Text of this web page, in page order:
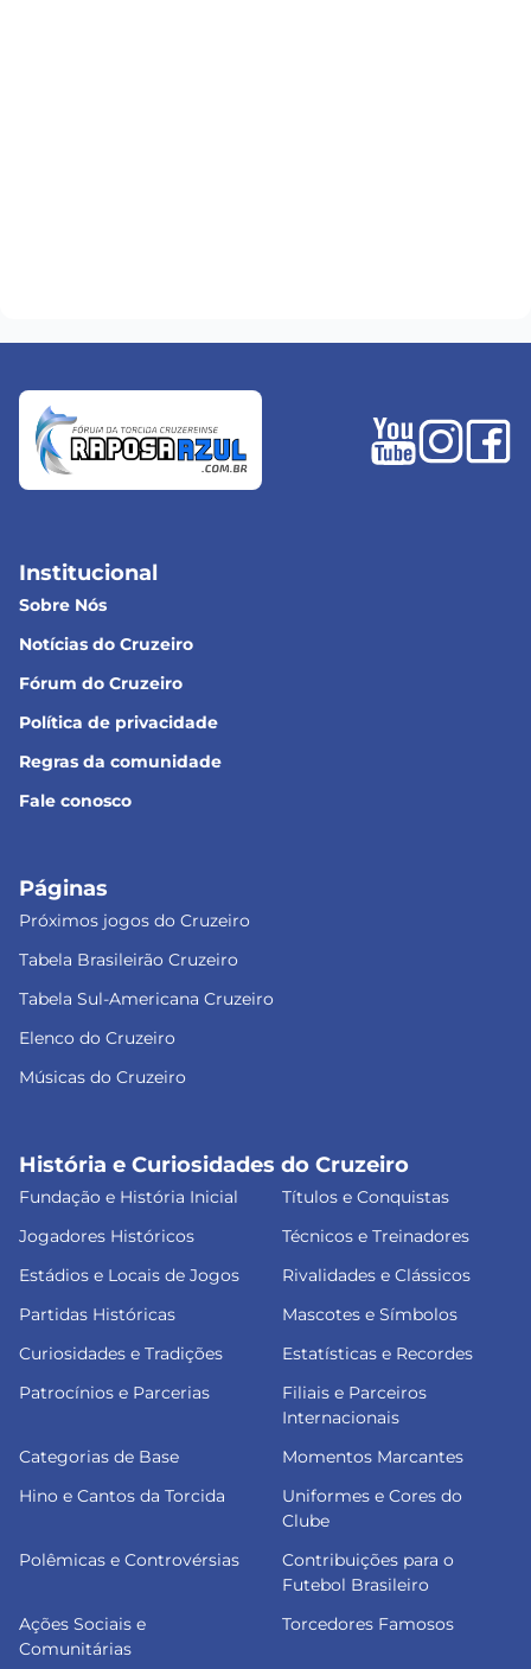
Institucional
Sobre Nós
Notícias do Cruzeiro
Fórum do Cruzeiro
Política de privacidade
Regras da comunidade
Fale conosco
Páginas
Próximos jogos do Cruzeiro
Tabela Brasileirão Cruzeiro
Tabela Sul-Americana Cruzeiro
Elenco do Cruzeiro
Músicas do Cruzeiro
História e Curiosidades do Cruzeiro
Fundação e História Inicial
Títulos e Conquistas
Jogadores Históricos
Técnicos e Treinadores
Estádios e Locais de Jogos
Rivalidades e Clássicos
Partidas Históricas
Mascotes e Símbolos
Curiosidades e Tradições
Estatísticas e Recordes
Patrocínios e Parcerias
Filiais e Parceiros
Internacionais
Categorias de Base
Momentos Marcantes
Hino e Cantos da Torcida
Uniformes e Cores do
Clube
Polêmicas e Controvérsias
Contribuições para o
Futebol Brasileiro
Ações Sociais e
Comunitárias
Torcedores Famosos